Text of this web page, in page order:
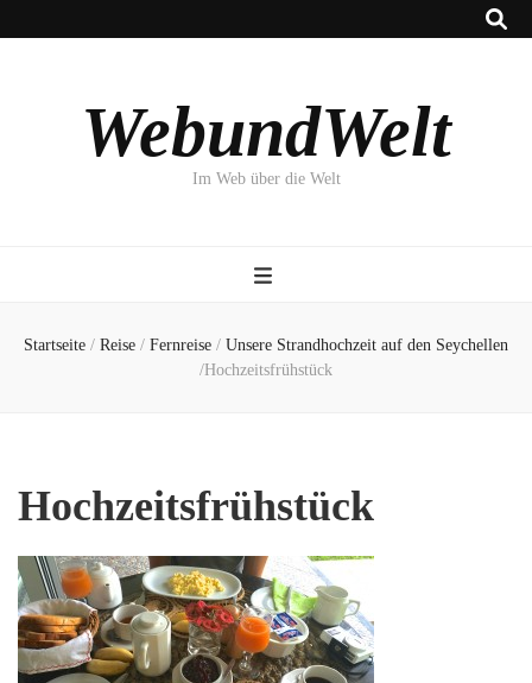
WebundWelt
Im Web über die Welt
Startseite / Reise / Fernreise / Unsere Strandhochzeit auf den Seychellen
/Hochzeitsfrühstück
Hochzeitsfrühstück